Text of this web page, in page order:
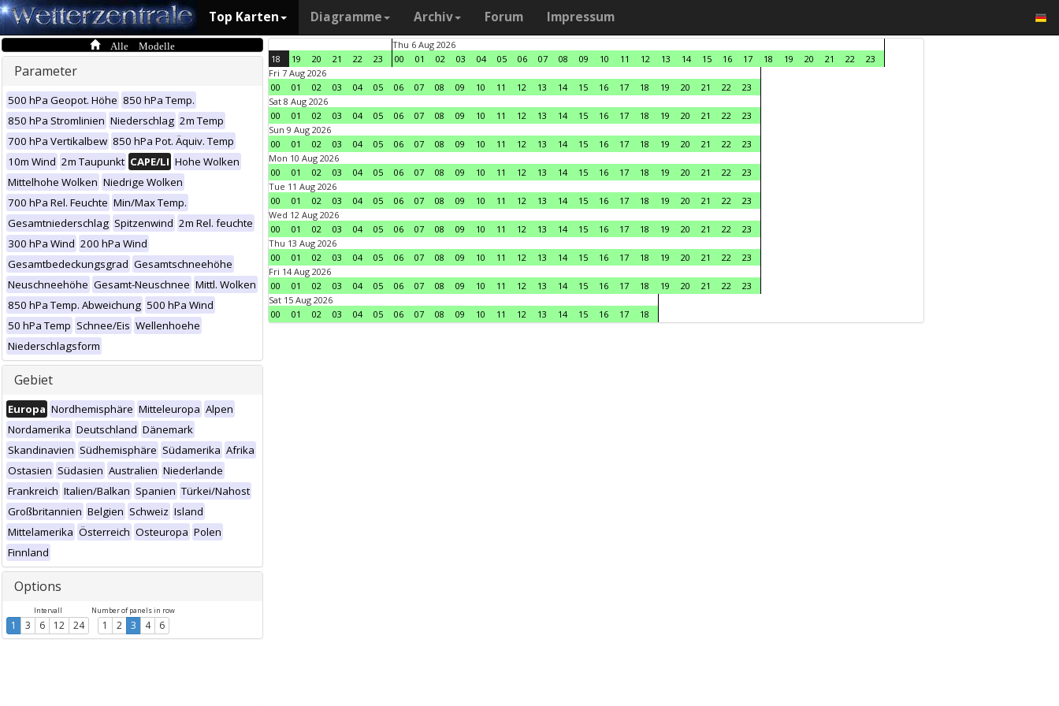
Top Karten Diagramme Archiv Forum Impressum
Alle Modelle
Parameter
500 hPa Geopot. Höhe 850 hPa Temp.
850 hPa Stromlinien Niederschlag 2m Temp
700 hPa Vertikalbew 850 hPa Pot. Äquiv. Temp
10m Wind 2m Taupunkt CAPE/LI Hohe Wolken
Mittelhohe Wolken Niedrige Wolken
700 hPa Rel. Feuchte Min/Max Temp.
Gesamtniederschlag Spitzenwind 2m Rel. feuchte
300 hPa Wind 200 hPa Wind
Gesamtbedeckungsgrad Gesamtschneehöhe
Neuschneehöhe Gesamt-Neuschnee Mittl. Wolken
850 hPa Temp. Abweichung 500 hPa Wind
50 hPa Temp Schnee/Eis Wellenhoehe
Niederschlagsform
Gebiet
Europa Nordhemisphäre Mitteleuropa Alpen
Nordamerika Deutschland Dänemark
Skandinavien Südhemisphäre Südamerika Afrika
Ostasien Südasien Australien Niederlande
Frankreich Italien/Balkan Spanien Türkei/Nahost
Großbritannien Belgien Schweiz Island
Mittelamerika Österreich Osteuropa Polen
Finnland
Options
Intervall
1 3 6 12 24
Number of panels in row
1 2 3 4 6
18 19 20 21 22 23
Thu 6 Aug 2026
00
01 02 03 04 05 06 07 08 09 10 11 12 13 14 15 16 17 18 19 20 21 22
23
Fri 7 Aug 2026
00
01 02 03 04 05 06 07 08 09 10 11 12 13 14 15 16 17 18 19 20 21 22
23
Sat 8 Aug 2026
00
01 02 03 04 05 06 07 08 09 10 11 12 13 14 15 16 17 18 19 20 21 22
23
Sun 9 Aug 2026
00
01 02 03 04 05 06 07 08 09 10 11 12 13 14 15 16 17 18 19 20 21 22
23
Mon 10 Aug 2026
00
01 02 03 04 05 06 07 08 09 10 11 12 13 14 15 16 17 18 19 20 21 22
23
Tue 11 Aug 2026
00
01 02 03 04 05 06 07 08 09 10 11 12 13 14 15 16 17 18 19 20 21 22
23
Wed 12 Aug 2026
00
01 02 03 04 05 06 07 08 09 10 11 12 13 14 15 16 17 18 19 20 21 22
23
Thu 13 Aug 2026
00
01 02 03 04 05 06 07 08 09 10 11 12 13 14 15 16 17 18 19 20 21 22
23
Fri 14 Aug 2026
00
01 02 03 04 05 06 07 08 09 10 11 12 13 14 15 16 17 18 19 20 21 22
23
Sat 15 Aug 2026
00
01 02 03 04 05 06 07 08 09 10 11 12 13 14 15 16 17 18